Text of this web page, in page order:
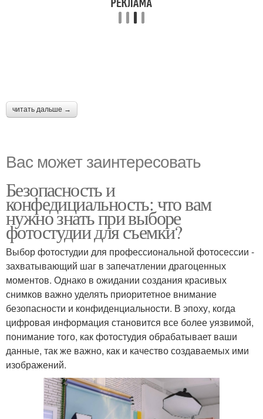
читать дальше →
Вас может заинтересовать
Безопасность и
конфедициальность: что вам
нужно знать при выборе
фотостудии для съемки?
Выбор фотостудии для профессиональной фотосессии -
захватывающий шаг в запечатлении драгоценных
моментов. Однако в ожидании создания красивых
снимков важно уделять приоритетное внимание
безопасности и конфиденциальности. В эпоху, когда
цифровая информация становится все более уязвимой,
понимание того, как фотостудия обрабатывает ваши
данные, так же важно, как и качество создаваемых ими
изображений.